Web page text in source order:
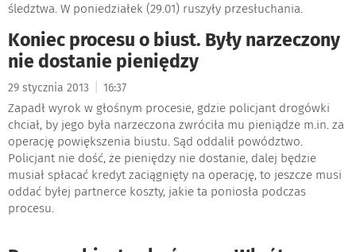
śledztwa. W poniedziałek (29.01) ruszyły przesłuchania.
Koniec procesu o biust. Były narzeczony
nie dostanie pieniędzy
29 stycznia 2013 16:37
Zapadł wyrok w głośnym procesie, gdzie policjant drogówki
chciał, by jego była narzeczona zwróciła mu pieniądze m.in. za
operację powiększenia biustu. Sąd oddalił powództwo.
Policjant nie dość, że pieniędzy nie dostanie, dalej będzie
musiał spłacać kredyt zaciągnięty na operację, to jeszcze musi
oddać byłej partnerce koszty, jakie ta poniosła podczas
procesu.